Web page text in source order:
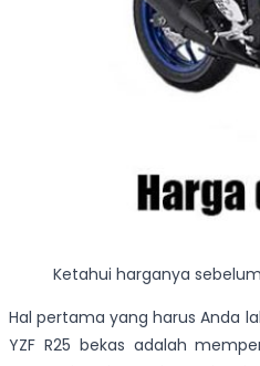
Ketahui harganya
Hal pertama yang harus Anda
YZF R25 bekas adalah